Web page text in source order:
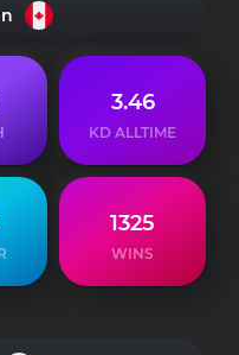
3.46
KD ALLTIME
1325
WINS